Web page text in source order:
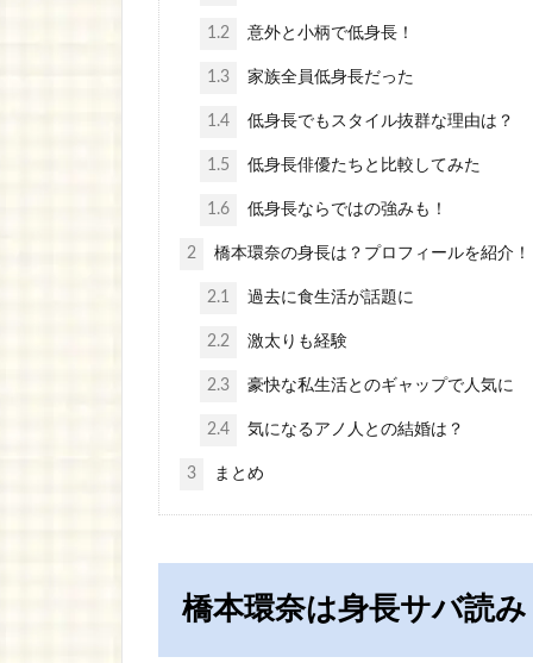
1.2 意外と小柄で低身長！
1.3 家族全員低身長だった
1.4 低身長でもスタイル抜群な理由は？
1.5 低身長俳優たちと比較してみた
1.6 低身長ならではの強みも！
2 橋本環奈の身長は？プロフィールを紹介！
2.1 過去に食生活が話題に
2.2 激太りも経験
2.3 豪快な私生活とのギャップで人気に
2.4 気になるアノ人との結婚は？
3 まとめ
橋本環奈は身長サバ読